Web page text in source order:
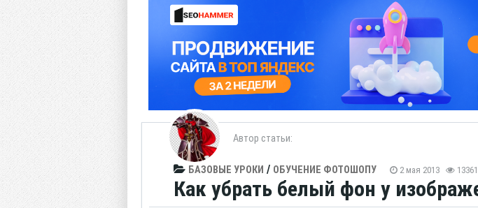
Автор статьи:
БАЗОВЫЕ УРОКИ / ОБУЧЕНИЕ ФОТОШОПУ 2 мая 2013
Как убрать белый фон у